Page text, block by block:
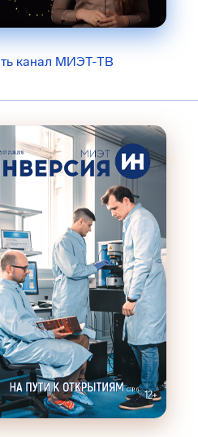
канал МИЭТ-ТВ